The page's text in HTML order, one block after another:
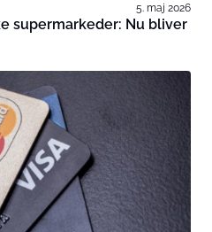
5. maj 2026
supermarkeder: Nu bliver